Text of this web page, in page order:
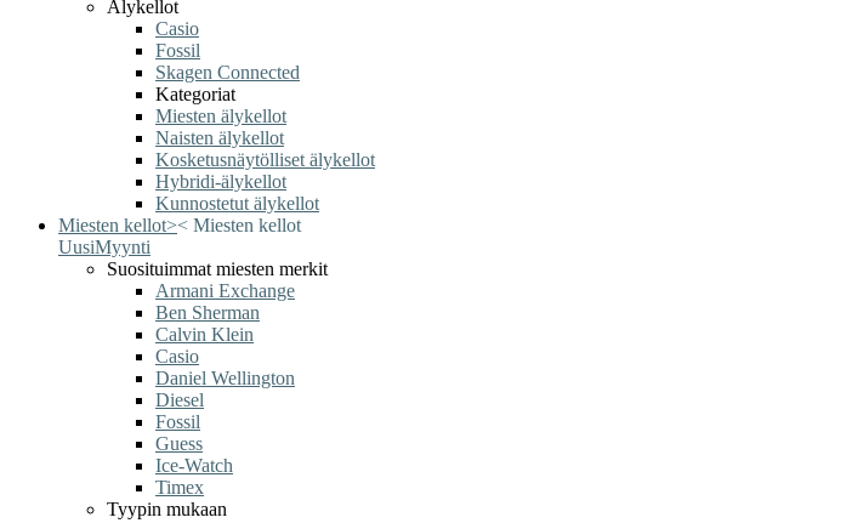
Älykellot
Casio
Fossil
Skagen Connected
Kategoriat
Miesten älykellot
Naisten älykellot
Kosketusnäytölliset älykellot
Hybridi-älykellot
Kunnostetut älykellot
Miesten kellot>< Miesten kellot
UusiMyynti
Suosituimmat miesten merkit
Armani Exchange
Ben Sherman
Calvin Klein
Casio
Daniel Wellington
Diesel
Fossil
Guess
Ice-Watch
Timex
Tyypin mukaan